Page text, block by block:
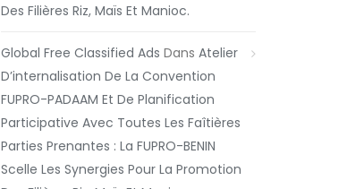
Des Filières Riz, Maïs Et Manioc.
Global Free Classified Ads Dans Atelier
D’internalisation De La Convention
FUPRO-PADAAM Et De Planification
Participative Avec Toutes Les Faîtières
Parties Prenantes : La FUPRO-BENIN
Scelle Les Synergies Pour La Promotion